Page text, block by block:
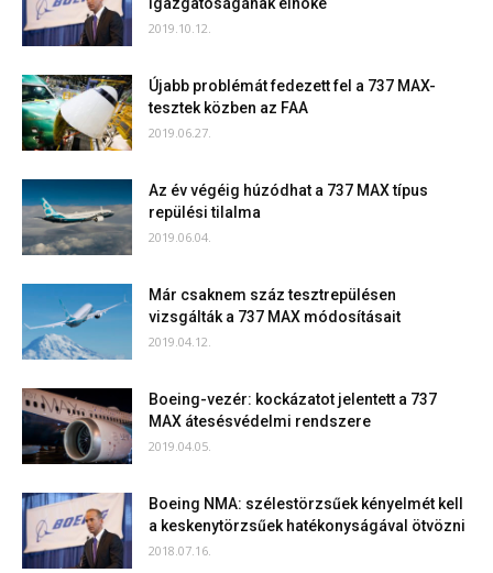
2019.10.12.
Újabb problémát fedezett fel a 737 MAX-
tesztek közben az FAA
2019.06.27.
Az év végéig húzódhat a 737 MAX típus
repülési tilalma
2019.06.04.
Már csaknem száz tesztrepülésen
vizsgálták a 737 MAX módosításait
2019.04.12.
Boeing-vezér: kockázatot jelentett a 737
MAX átesésvédelmi rendszere
2019.04.05.
Boeing NMA: szélestörzsűek kényelmét kell
a keskenytörzsűek hatékonyságával ötvözni
2018.07.16.